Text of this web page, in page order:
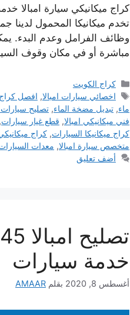
كراج ميكانيكي سيارة امبالا
تخدم ميكانيكا المحمول
وظائف الفرامل وعدم البدء.
مباشرة أو في مكان وقوف
التصنيفات
كراج الكويت
الوسوم
اخصائي سيارات امبالا, افصل
ماء, تبديل مضخة الماء, تصليح سيارات
فني ميكانيكي امبالا, قطع غيار سيارات,
كراج ميكانيكا السيارات, كراج
متخصص سيارة امبالا, معدات
أضف تعليق
خدمة سيارات
أغسطس 8, 2020 بقلم AMAAR